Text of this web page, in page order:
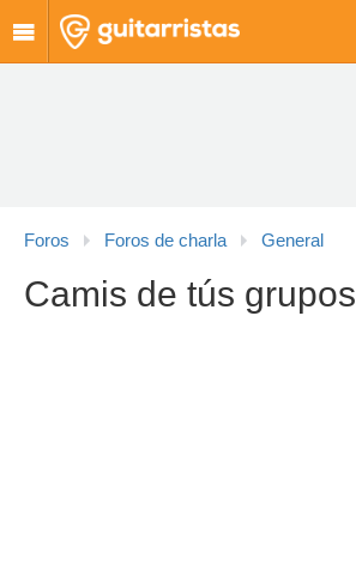
Foros Foros de charla General
Camis de tús grupos